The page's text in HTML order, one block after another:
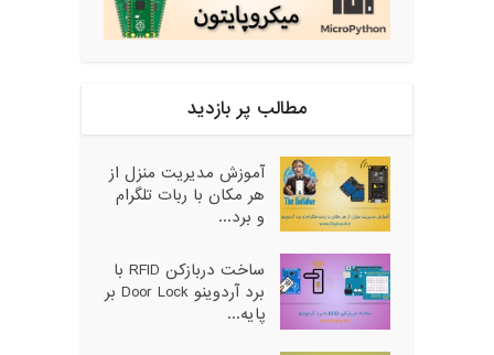
مطالب پر بازدید
آموزش مدیریت منزل از
هر مکان با ربات تلگرام
و برد...
ساخت دربازکن RFID با
برد آردوینو Door Lock بر
پایه...